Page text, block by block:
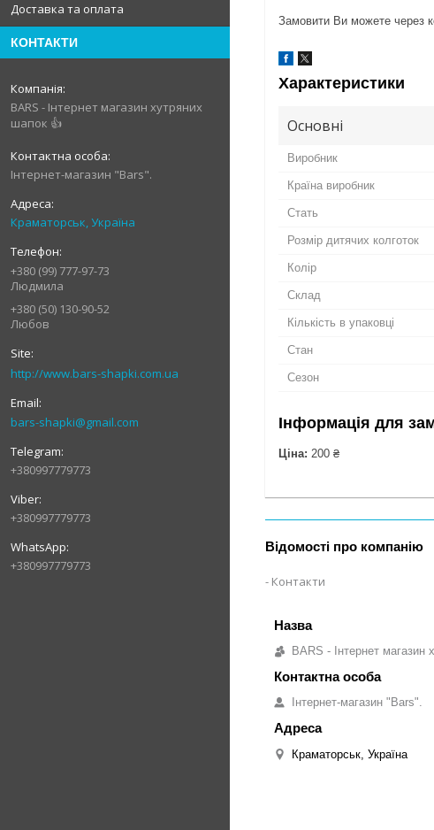
Доставка та оплата
КОНТАКТИ
BARS - Інтернет магазин хутряних
шапок 👍
Інтернет-магазин "Bars".
Краматорськ, Україна
+380 (99) 777-97-73
Людмила
+380 (50) 130-90-52
Любов
http://www.bars-shapki.com.ua
bars-shapki@gmail.com
+380997779773
+380997779773
+380997779773
Замовити Ви можете через
Характеристики
Основні
Виробник
Країна виробник
Стать
Розмір дитячих колготок
Колір
Склад
Кількість в упаковці
Стан
Сезон
Інформація для
Ціна: 200 ₴
Відомості про компанію
Контакти
BARS - Інтернет магазин
Інтернет-магазин "Bars".
Краматорськ, Україна